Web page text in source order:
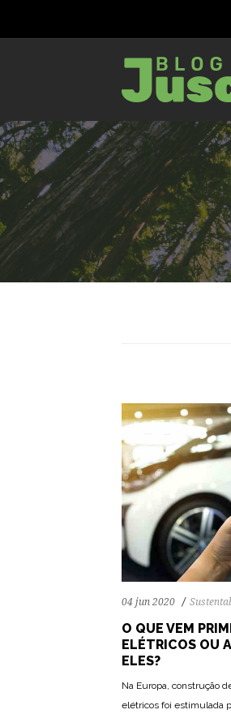
04 jun 2020
O QUE VEM
ELÉTRICOS OU
ELES?
Na Europa, construção
elétricos foi estimulada